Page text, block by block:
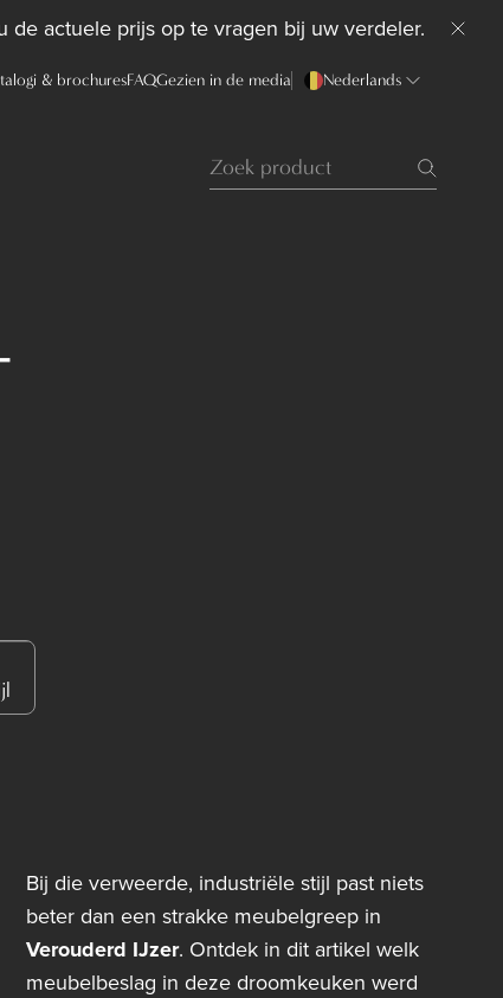
de actuele prijs op te vragen bij uw verdeler.
& brochuresFAQGezien in de media Nederlands
Bij die verweerde, industriële stijl past niets
beter dan een strakke meubelgreep in
Verouderd IJzer. Ontdek in dit artikel welk
meubelbeslag in deze droomkeuken werd